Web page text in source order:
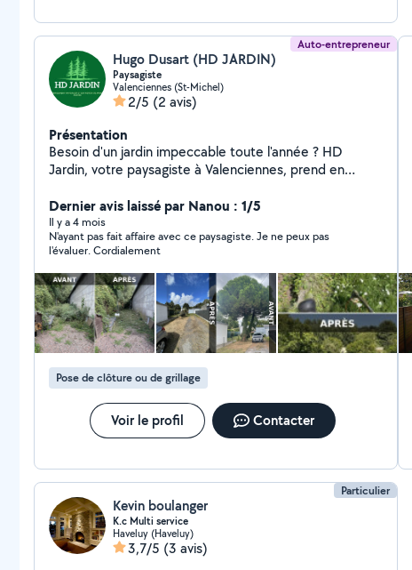
Auto-entrepreneur
Hugo Dusart (HD JARDIN)
Paysagiste
Valenciennes (St-Michel)
2/5 (2 avis)
Présentation
Besoin d'un jardin impeccable toute l'année ? HD
Jardin, votre paysagiste à Valenciennes, prend en
élagage, abattage et entretien de massifs. Travail
soigné Intervention rapide Valenciennes et alentours
Confiez-nous votre jardin, on s'occupe du reste !
Dernier avis laissé par Nanou : 1/5
Il y a 4 mois
N'ayant pas fait affaire avec ce paysagiste. Je ne peux pas
l'évaluer. Cordialement
Pose de clôture ou de grillage
Voir le profil Contacter
Particulier
Kevin boulanger
K.c Multi service
Haveluy (Haveluy)
3,7/5 (3 avis)